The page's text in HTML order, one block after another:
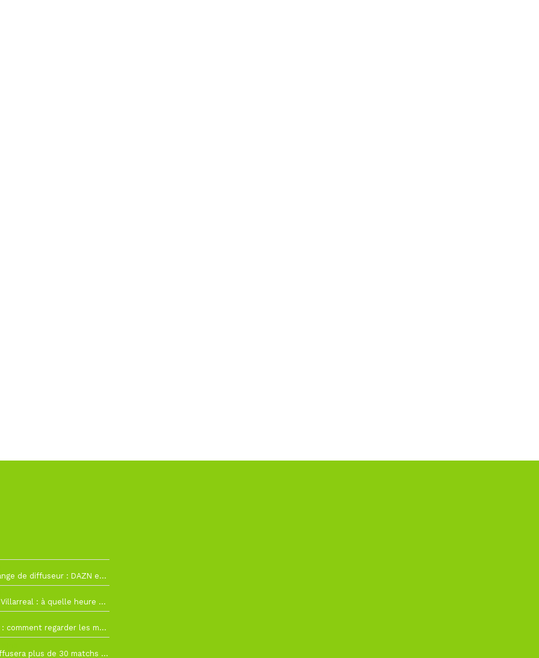
La Liga change de diffuseur : DAZN et Disney+ remplacent beIN Sports !
RC Lens – Villarreal : à quelle heure et sur quelle chaîne voir la finale de la Como Cup ?
Como Cup : comment regarder les matchs du RC Lens en direct ?
Ligue 1+ diffusera plus de 30 matchs amicaux avant la reprise de la Ligue 1